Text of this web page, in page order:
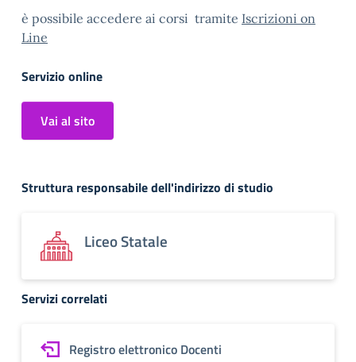
è possibile accedere ai corsi tramite Iscrizioni on
Line
Servizio online
Vai al sito
Struttura responsabile dell'indirizzo di studio
Liceo Statale
Servizi correlati
Registro elettronico Docenti